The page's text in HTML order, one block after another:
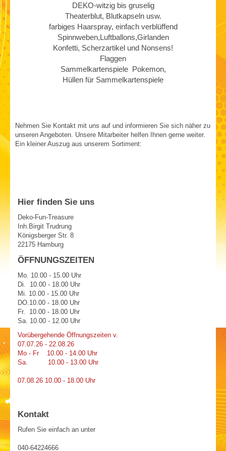
DEKO-witzig bis gruselig
Theaterblut, Blutkapseln usw.
farbiges Haarspray, einfach verblüffend
Spinnweben,Luftballons,Girlanden
Konfetti, Scherzartikel und Nonsens!
Flaggen
Sammelkartenspiele Pokemon,
Hüllen für Sammelkartenspiele
Nehmen Sie Kontakt mit uns auf und informieren Sie sich näher zu
unseren Angeboten. Unsere Mitarbeiter helfen Ihnen gerne weiter.
Ein kleiner Auszug aus unserem Sortiment:
Hier finden Sie uns
Deko-Fun-Treasure
Inh.Birgit Trudrung
Königsberger Str. 8
22175 Hamburg
ÖFFNUNGSZEITEN
Mo. 10.00 - 15.00 Uhr
Di. 10.00 - 18.00 Uhr
Mi. 10.00 - 15.00 Uhr
DO.10.00 - 18.00 Uhr
Fr. 10.00 - 18.00 Uhr
Sa. 10.00 - 12.00 Uhr
Vorübergehende Öffnungszeiten v.
07.07.26 - 22.08.26
Mo - Fr 10.00 - 14.00 Uhr
Sa. 10.00 - 13.00 Uhr
07.08.26 10.00 - 18.00 Uhr
Kontakt
Rufen Sie einfach an unter
040-64224666